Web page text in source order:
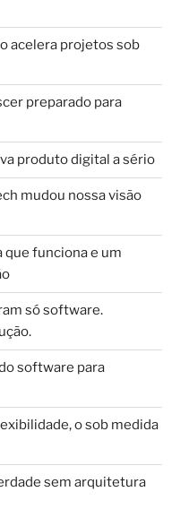
acelera projetos sob
preparado para
produto digital a sério
mudou nossa visão
funciona e um
só software.
software para
o sob medida
sem arquitetura